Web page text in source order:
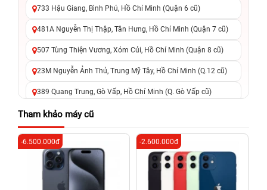
733 Hậu Giang, Bình Phú, Hồ Chí Minh (Quận 6 cũ)
481A Nguyễn Thị Thập, Tân Hưng, Hồ Chí Minh (Quận 7 cũ)
507 Tùng Thiện Vương, Xóm Củi, Hồ Chí Minh (Quận 8 cũ)
23M Nguyễn Ảnh Thủ, Trung Mỹ Tây, Hồ Chí Minh (Q.12 cũ)
389 Quang Trung, Gò Vấp, Hồ Chí Minh (Q. Gò Vấp cũ)
625 - 625A Âu Cơ, Tân Phú, Hồ Chí Minh (Quận Tân Phú cũ)
326 Lê Văn Việt, Tăng Nhơn Phú, Hồ Chí Minh (Q.9 TP. Thủ
Đức cũ)
256 Võ Văn Ngân, Thủ Đức, Hồ Chí Minh (Bình Thọ, TP. Thủ
Tham khảo máy cũ
-6.500.000đ -2.600.000đ